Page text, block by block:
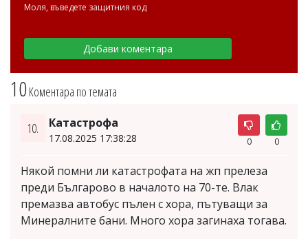
10Коментара по темата
10. Катастрофа
17.08.2025 17:38:28 0 0
Някой помни ли катастрофата на жп прелеза
преди Българово в началото на 70-те. Влак
премазва автобус пълен с хора, пътуващи за
Минералните бани. Много хора загинаха тогава.
Моля, въведете защитния код